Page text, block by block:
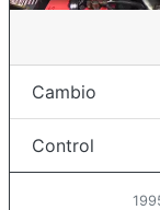
Cambio
Control